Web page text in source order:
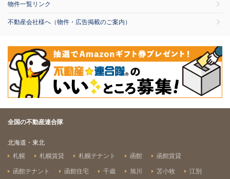
物件一覧リンク
不動産会社様へ（物件・広告掲載のご案内）
全国の不動産連合隊
北海道・東北
札幌
札幌賃貸 札幌テナント 函館 函館賃貸
函館テナント 函館住宅 千歳 旭川 苫小牧 江別